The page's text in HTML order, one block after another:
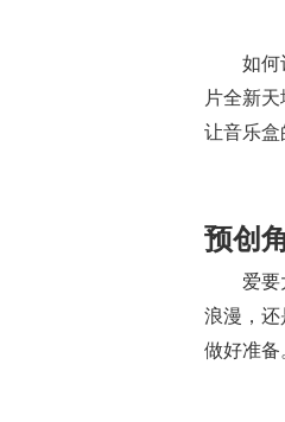
如何
片全新
让音乐盒
预创
爱
浪漫，还
做好准备